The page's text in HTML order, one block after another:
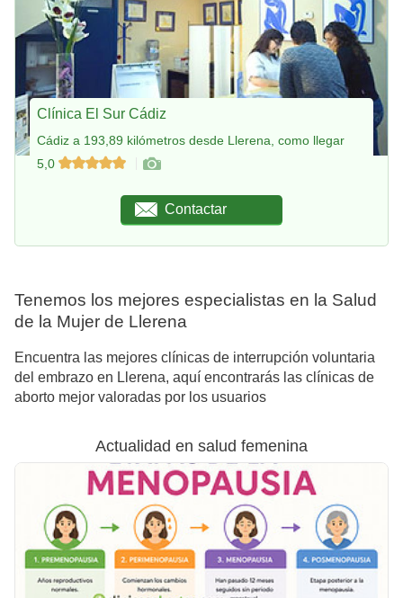
Clínica El Sur Cádiz
Cádiz a 193,89 kilómetros desde Llerena, como llegar
5,0
Contactar
Tenemos los mejores especialistas en la Salud
de la Mujer de Llerena
Encuentra las mejores clínicas de interrupción voluntaria
del embrazo en Llerena, aquí encontrarás las clínicas de
aborto mejor valoradas por los usuarios
Actualidad en salud femenina